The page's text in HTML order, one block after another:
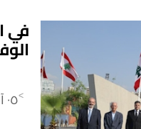
>٠٥ آب ٢٠٢٦